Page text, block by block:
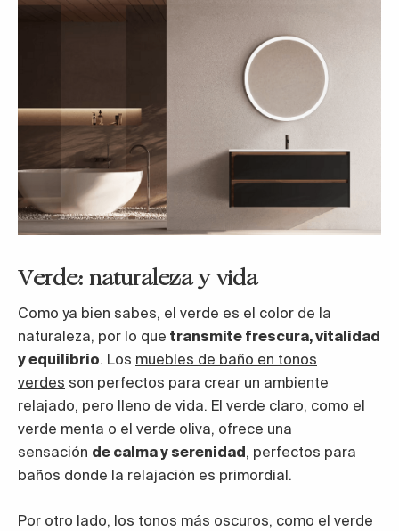
Verde: naturaleza y vida
Como ya bien sabes, el verde es el color de la
naturaleza, por lo que transmite frescura, vitalidad
y equilibrio. Los muebles de baño en tonos
verdes son perfectos para crear un ambiente
relajado, pero lleno de vida. El verde claro, como el
verde menta o el verde oliva, ofrece una
sensación de calma y serenidad, perfectos para
baños donde la relajación es primordial.
Por otro lado, los tonos más oscuros, como el verde